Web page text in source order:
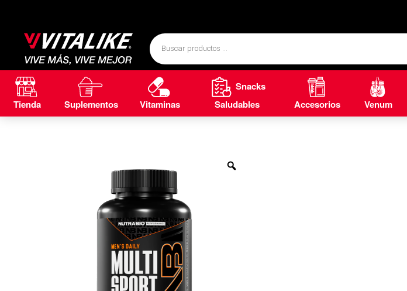
Tienda Suplementos Vitaminas
Snacks
Saludables
Accesorios Venum